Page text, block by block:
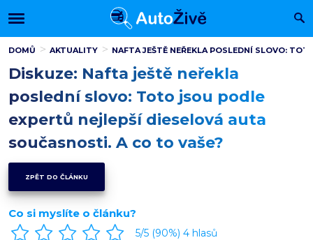
DOMŮ AKTUALITY NAFTA JEŠTĚ NEŘEKLA POSLEDNÍ SLOVO:
Diskuze: Nafta ještě neřekla
poslední slovo: Toto jsou podle
expertů nejlepší dieselová auta
současnosti. A co to vaše?
ZPĚT DO ČLÁNKU
Co si myslíte o článku?
5/5 (90%) 4 hlasů